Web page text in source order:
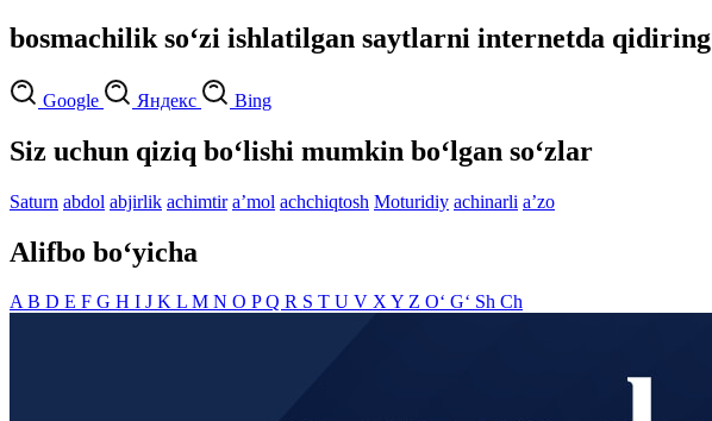
bosmachilik so‘zi ishlatilgan saytlarni internetda qidiring
Google Яндекс Bing
Siz uchun qiziq bo‘lishi mumkin bo‘lgan so‘zlar
Saturn abdol abjirlik achimtir aʼmol achchiqtosh Moturidiy achinarli aʼzo
Alifbo bo‘yicha
AB D E F G H I J K L M N O PQ R S T U V XY Z O‘ G‘ Sh Ch